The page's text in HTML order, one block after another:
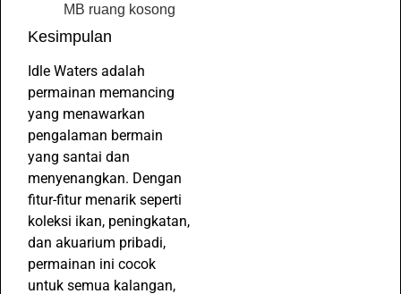
MB ruang kosong
Kesimpulan
Idle Waters adalah
permainan memancing
yang menawarkan
pengalaman bermain
yang santai dan
menyenangkan. Dengan
fitur-fitur menarik seperti
koleksi ikan, peningkatan,
dan akuarium pribadi,
permainan ini cocok
untuk semua kalangan,